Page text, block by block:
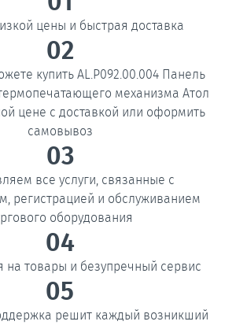
цены и быстрая доставка
02
купить AL.P092.00.004 Панель
механизма Атол
цене с доставкой или оформить
самовывоз
03
все услуги, связанные с
регистрацией и обслуживанием
оборудования
04
на товары и безупречный сервис
05
решит каждый возникший